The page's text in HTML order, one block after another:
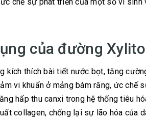
của đường
kích thích bài tiết nước bọt, tăng
vi khuẩn ở mảng bám răng, ức chế
hấp thu canxi trong hệ thống tiêu
collagen, chống lại sự lão hóa của